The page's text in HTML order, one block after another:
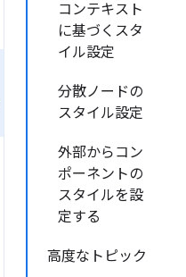
コンテキスト
に基づくスタ
イル設定
分散ノードの
スタイル設定
外部からコン
ポーネントの
スタイルを設
定する
高度なトピック